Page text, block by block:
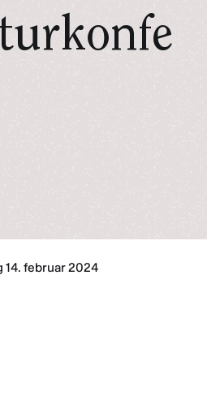
14. februar 2024